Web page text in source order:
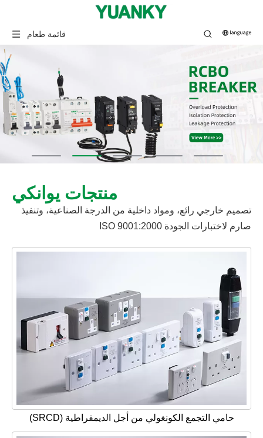
قائمة طعام
منتجات يوانكي
تصميم خارجي رائع، ومواد داخلية من الدرجة الصناعية، وتنفيذ
صارم لاختبارات الجودة ISO 9001:2000
حامي التجمع الكونغولي من أجل الديمقراطية (SRCD)